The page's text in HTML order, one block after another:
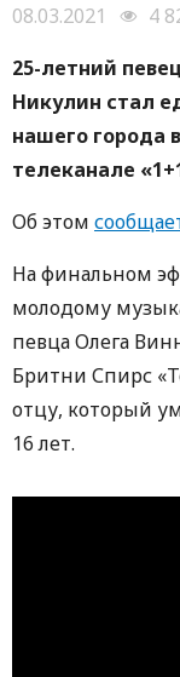
08.03.2021
4
25-летний
Никулин стал
нашего города
телеканале
Об этом
На финальном
молодому
певца Олега
Бритни Спирс
отцу, который
16 лет.